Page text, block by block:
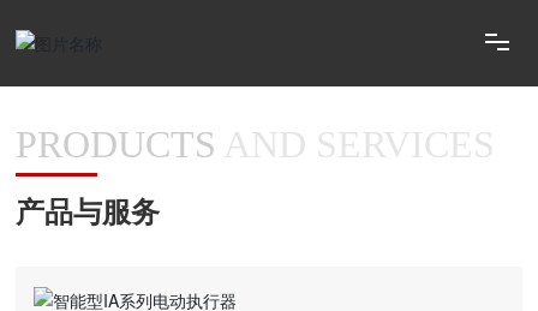
产品中心
新闻中心
联系我们
浙江罗托克执行器股份
PRODUCTS AND SERVICES
产品与服务